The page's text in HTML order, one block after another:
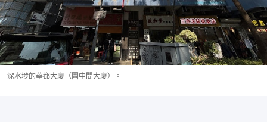
深水埗的華都大廈（圖中間大廈）。